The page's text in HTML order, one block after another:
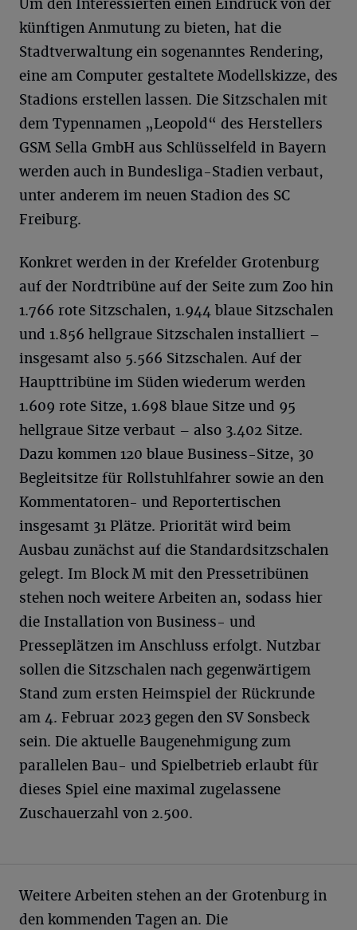
Um den Interessierten einen Eindruck von der
künftigen Anmutung zu bieten, hat die
Stadtverwaltung ein sogenanntes Rendering,
eine am Computer gestaltete Modellskizze, des
Stadions erstellen lassen. Die Sitzschalen mit
dem Typennamen „Leopold“ des Herstellers
GSM Sella GmbH aus Schlüsselfeld in Bayern
werden auch in Bundesliga-Stadien verbaut,
unter anderem im neuen Stadion des SC
Freiburg.
Konkret werden in der Krefelder Grotenburg
auf der Nordtribüne auf der Seite zum Zoo hin
1.766 rote Sitzschalen, 1.944 blaue Sitzschalen
und 1.856 hellgraue Sitzschalen installiert –
insgesamt also 5.566 Sitzschalen. Auf der
Haupttribüne im Süden wiederum werden
1.609 rote Sitze, 1.698 blaue Sitze und 95
hellgraue Sitze verbaut – also 3.402 Sitze.
Dazu kommen 120 blaue Business-Sitze, 30
Begleitsitze für Rollstuhlfahrer sowie an den
Kommentatoren- und Reportertischen
insgesamt 31 Plätze. Priorität wird beim
Ausbau zunächst auf die Standardsitzschalen
gelegt. Im Block M mit den Pressetribünen
stehen noch weitere Arbeiten an, sodass hier
die Installation von Business- und
Presseplätzen im Anschluss erfolgt. Nutzbar
sollen die Sitzschalen nach gegenwärtigem
Stand zum ersten Heimspiel der Rückrunde
am 4. Februar 2023 gegen den SV Sonsbeck
sein. Die aktuelle Baugenehmigung zum
parallelen Bau- und Spielbetrieb erlaubt für
dieses Spiel eine maximal zugelassene
Zuschauerzahl von 2.500.
Weitere Arbeiten stehen an der Grotenburg in
den kommenden Tagen an. Die